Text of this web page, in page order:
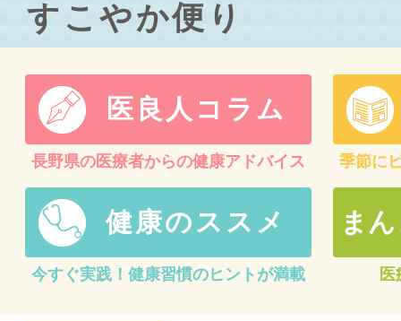
すこやか便り
医良人コラム
長野県の医療者からの健康アドバイス 季節に
健康のススメ
今すぐ実践！健康習慣のヒントが満載
ま